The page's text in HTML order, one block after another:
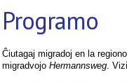
Programo
Ĉiutagaj migradoj en la
migradvojo Hermannsweg .